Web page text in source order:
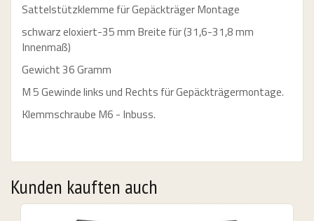
Bikeleasing.de leasen
Sattelstützklemme für Gepäckträger Montage
schwarz eloxiert-35 mm Breite für (31,6-31,8 mm
Innenmaß)
Gewicht 36 Gramm
M 5 Gewinde links und Rechts für Gepäckträgermontage.
Klemmschraube M6 - Inbuss.
Kunden kauften auch